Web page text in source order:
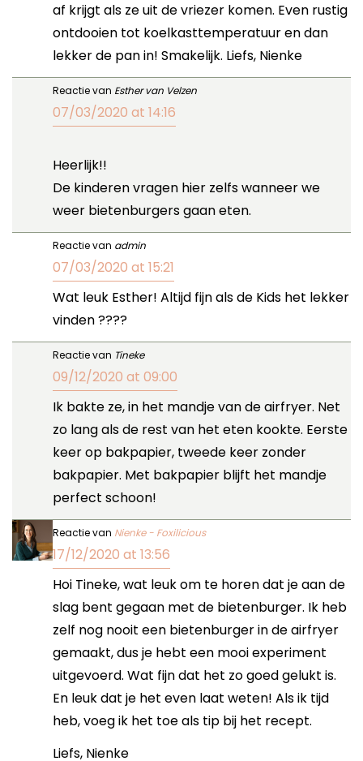
af krijgt als ze uit de vriezer komen. Even rustig
ontdooien tot koelkasttemperatuur en dan
lekker de pan in! Smakelijk. Liefs, Nienke
Reactie van Esther van Velzen
07/03/2020 at 14:16
Heerlijk!!
De kinderen vragen hier zelfs wanneer we
weer bietenburgers gaan eten.
Reactie van admin
07/03/2020 at 15:21
Wat leuk Esther! Altijd fijn als de Kids het lekker
vinden ????
Reactie van Tineke
09/12/2020 at 09:00
Ik bakte ze, in het mandje van de airfryer. Net
zo lang als de rest van het eten kookte. Eerste
keer op bakpapier, tweede keer zonder
bakpapier. Met bakpapier blijft het mandje
perfect schoon!
Reactie van Nienke - Foxilicious
17/12/2020 at 13:56
Hoi Tineke, wat leuk om te horen dat je aan de
slag bent gegaan met de bietenburger. Ik heb
zelf nog nooit een bietenburger in de airfryer
gemaakt, dus je hebt een mooi experiment
uitgevoerd. Wat fijn dat het zo goed gelukt is.
En leuk dat je het even laat weten! Als ik tijd
heb, voeg ik het toe als tip bij het recept.
Liefs, Nienke